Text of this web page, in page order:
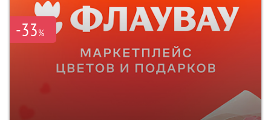
-33%